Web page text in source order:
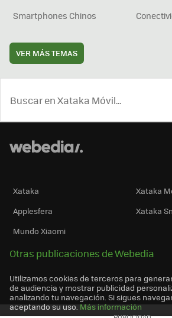
Smartphones Chinos
VER MÁS TEMAS
Xataka
Xataka
Applesfera
Xataka
Mundo Xiaomi
Otras publicaciones de Webedia
Utilizamos cookies de terceros para
de audiencia y mostrar publicidad
analizando tu navegación. Si sigues
aceptando su uso. Más información